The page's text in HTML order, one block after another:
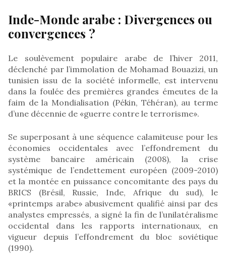
Inde-Monde arabe : Divergences ou
convergences ?
Le soulèvement populaire arabe de l’hiver 2011,
déclenché par l’immolation de Mohamad Bouazizi, un
tunisien issu de la société informelle, est intervenu
dans la foulée des premières grandes émeutes de la
faim de la Mondialisation (Pékin, Téhéran), au terme
d’une décennie de «guerre contre le terrorisme».
Se superposant à une séquence calamiteuse pour les
économies occidentales avec l’effondrement du
système bancaire américain (2008), la crise
systémique de l’endettement européen (2009-2010)
et la montée en puissance concomitante des pays du
BRICS (Brésil, Russie, Inde, Afrique du sud), le
«printemps arabe» abusivement qualifié ainsi par des
analystes empressés, a signé la fin de l’unilatéralisme
occidental dans les rapports internationaux, en
vigueur depuis l’effondrement du bloc soviétique
(1990).